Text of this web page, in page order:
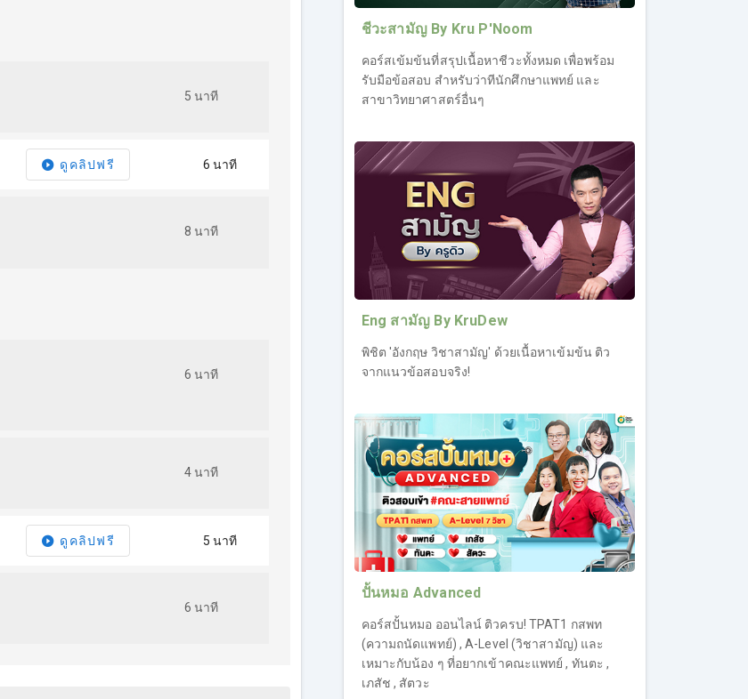
5 นาที
ดูคลิปฟรี 6 นาที
8 นาที
6 นาที
4 นาที
ดูคลิปฟรี 5 นาที
6 นาที
ชีวะสามัญ By Kru P'Noom
คอร์สเข้มข้นที่สรุปเนื้อหาชีวะทั้งหมด เพื่อพร้อม
รับมือข้อสอบ สำหรับว่าทีนักศึกษาแพทย์ และ
สาขาวิทยาศาสตร์อื่นๆ
Eng สามัญ By KruDew
พิชิต 'อังกฤษ วิชาสามัญ' ด้วยเนื้อหาเข้มข้น ติว
จากแนวข้อสอบจริง!
ปั้นหมอ Advanced
คอร์สปั้นหมอ ออนไลน์ ติวครบ! TPAT1 กสพท
(ความถนัดแพทย์) , A-Level (วิชาสามัญ) และ
เหมาะกับน้อง ๆ ที่อยากเข้าคณะแพทย์ , ทันตะ ,
เภสัช , สัตวะ